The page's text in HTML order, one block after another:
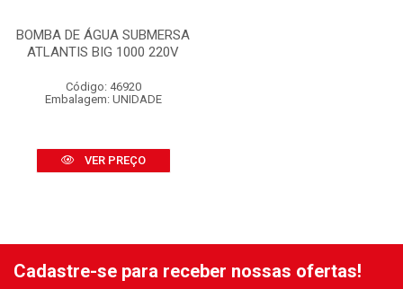
BOMBA DE ÁGUA SUBMERSA
ATLANTIS BIG 1000 220V
Código: 46920
Embalagem: UNIDADE
VER PREÇO
Cadastre-se para receber nossas ofertas!